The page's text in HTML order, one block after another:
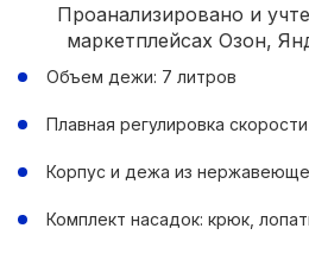
Проанализировано и
маркетплейсах Озон,
Объем дежи: 7 литров
Плавная регулировка скорости
Корпус и дежа из
Комплект насадок: крюк,